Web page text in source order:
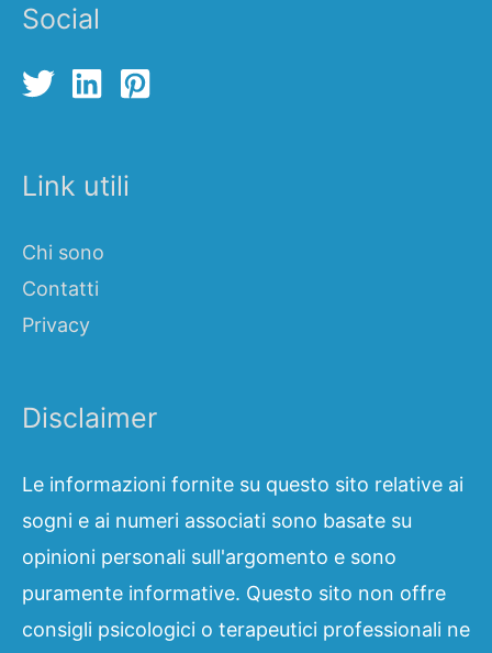
Social
Link utili
Chi sono
Contatti
Privacy
Disclaimer
Le informazioni fornite su questo sito relative ai
sogni e ai numeri associati sono basate su
opinioni personali sull'argomento e sono
puramente informative. Questo sito non offre
consigli psicologici o terapeutici professionali ne